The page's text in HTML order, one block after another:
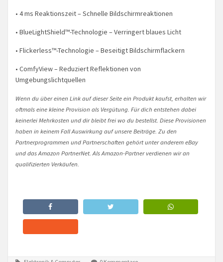
• 4 ms Reaktionszeit – Schnelle Bildschirmreaktionen
• BlueLightShield™-Technologie – Verringert blaues Licht
• Flickerless™-Technologie – Beseitigt Bildschirmflackern
• ComfyView – Reduziert Reflektionen von
Umgebungslichtquellen
Wenn du über einen Link auf dieser Seite ein Produkt kaufst, erhalten wir
oftmals eine kleine Provision als Vergütung. Für dich entstehen dabei
keinerlei Mehrkosten und dir bleibt frei wo du bestellst. Diese Provisionen
haben in keinem Fall Auswirkung auf unsere Beiträge. Zu den
Partnerprogrammen und Partnerschaften gehört unter anderem eBay
und das Amazon PartnerNet. Als Amazon-Partner verdienen wir an
qualifizierten Verkäufen.